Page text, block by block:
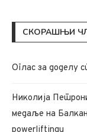
СКОРАШЊИ
Oглас за доделу
Николија
медаље на